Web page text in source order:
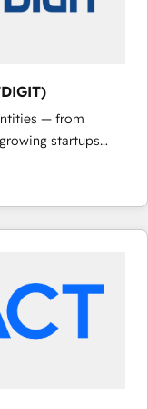
— from
startups
scale
of HubSpot.
expertise, we fuse
to deliver
Hubs • AI voice
and smart
integration •
• Website